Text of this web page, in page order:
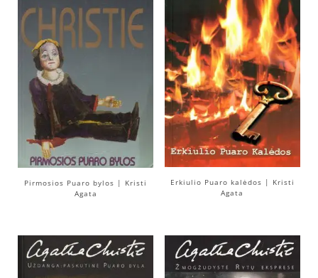
Pirmosios Puaro bylos | Kristi
Agata
Erkiulio Puaro kalėdos | Kristi
Agata